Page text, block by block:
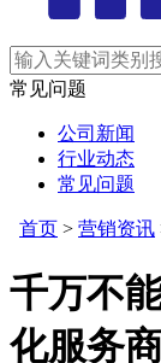
常见问题
公司新闻
行业动态
常见问题
首页 > 营销资讯
千万不
化服务